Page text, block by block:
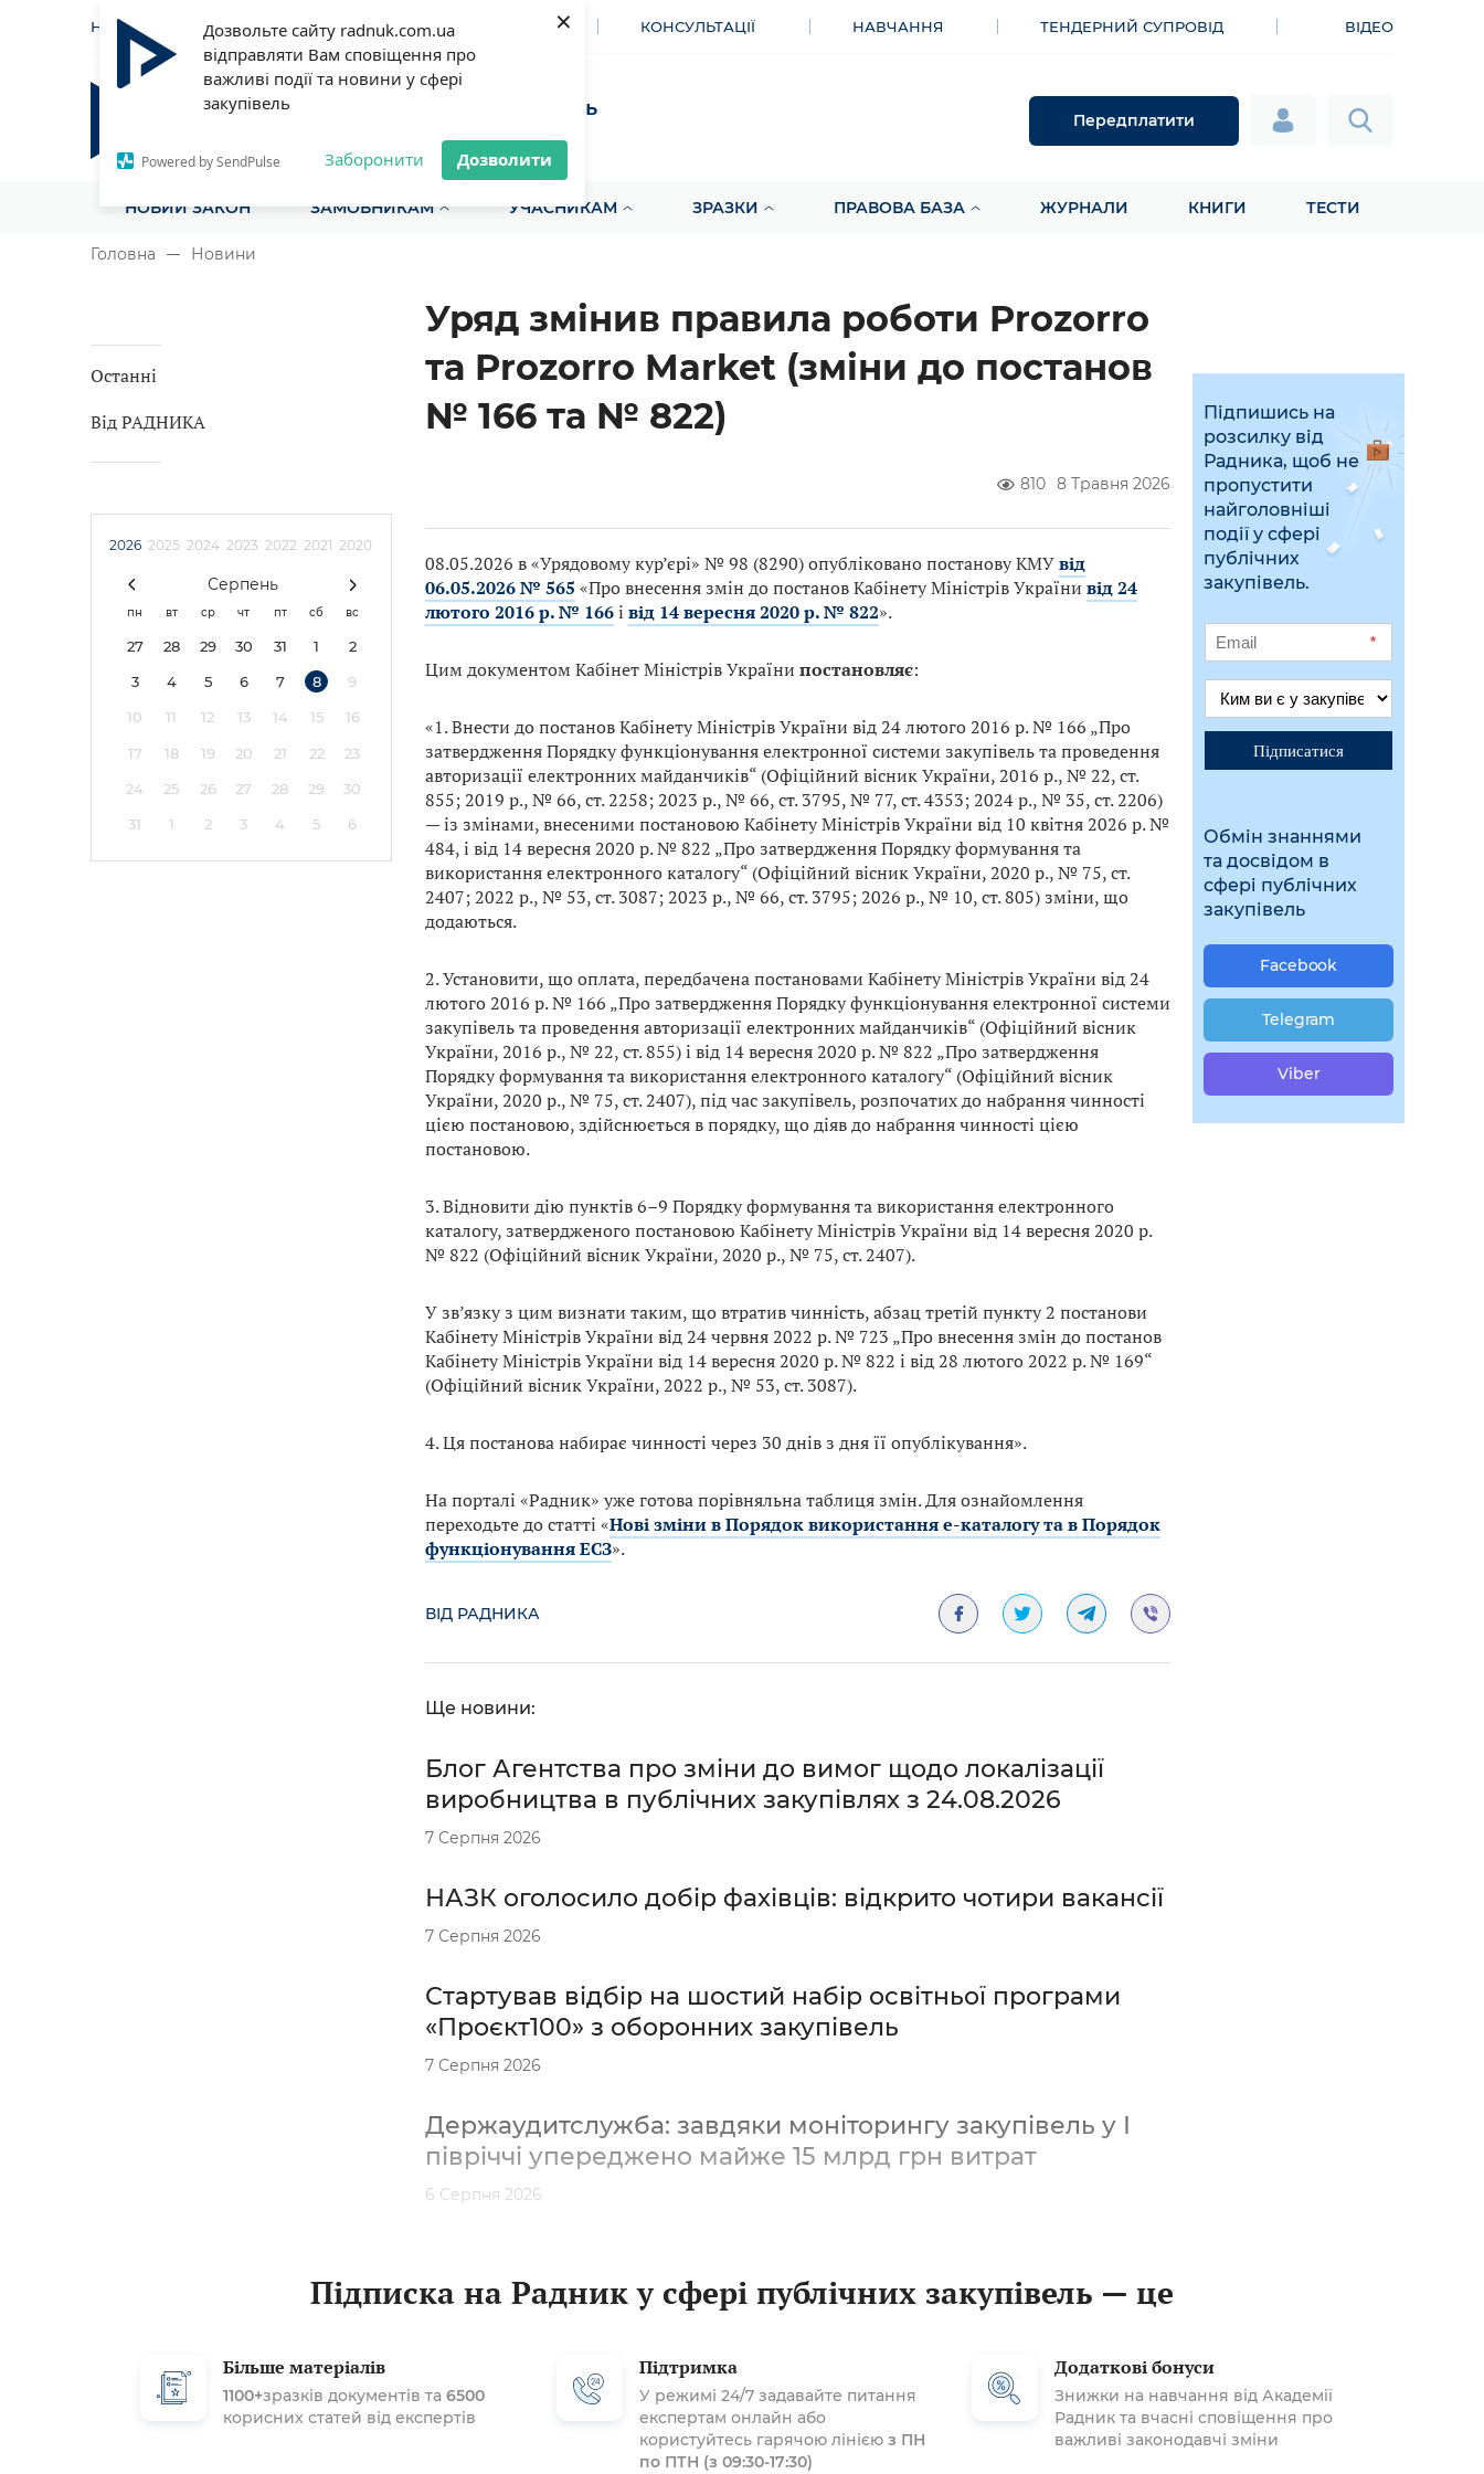
Дозвольте сайту radnuk.com.ua
відправляти Вам сповіщення про
важливі події та новини у сфері
закупівель
Powered by SendPulse Заборонити Дозволити
×
НОВИНИ СТАТТІ ІНСТРУМЕНТИ КОНСУЛЬТАЦІЇ НАВЧАННЯ ТЕНДЕРНИЙ СУПРОВІД ВІДЕО
Радник у сфері публічних закупівель Передплатити
НОВИЙ ЗАКОН ЗАМОВНИКАМ УЧАСНИКАМ ЗРАЗКИ ПРАВОВА БАЗА ЖУРНАЛИ КНИГИ ТЕСТИ
Головна Новини
Останні
Від РАДНИКА
2026 2025 2024 2023 2022 2021 2020
Серпень
пн вт ср чт пт сб вс
27 28 29 30 31 1 2
3 4 5 6 7 8 9
10 11 12 13 14 15 16
17 18 19 20 21 22 23
24 25 26 27 28 29 30
31 1 2 3 4 5 6
Уряд змінив правила роботи Prozorro
та Prozorro Market (зміни до постанов
№ 166 та № 822)
810 8 Травня 2026
08.05.2026 в «Урядовому кур’єрі» № 98 (8290) опубліковано постанову КМУвід
06.05.2026 № 565 «Про внесення змін до постанов Кабінету Міністрів України від 24
лютого 2016 р. № 166і від 14 вересня 2020 р. № 822».
Цим документом Кабінет Міністрів України постановляє:
«1. Внести до постанов Кабінету Міністрів України від 24 лютого 2016 р. № 166 „Про
затвердження Порядку функціонування електронної системи закупівель та проведення
авторизації електронних майданчиків“ (Офіційний вісник України, 2016 р., № 22, ст.
855; 2019 р., № 66, ст. 2258; 2023 р., № 66, ст. 3795, № 77, ст. 4353; 2024 р., № 35, ст. 2206)
— із змінами, внесеними постановою Кабінету Міністрів України від 10 квітня 2026 р. №
484, і від 14 вересня 2020 р. № 822 „Про затвердження Порядку формування та
використання електронного каталогу“ (Офіційний вісник України, 2020 р., № 75, ст.
2407; 2022 р., № 53, ст. 3087; 2023 р., № 66, ст. 3795; 2026 р., № 10, ст. 805) зміни, що
додаються.
2. Установити, що оплата, передбачена постановами Кабінету Міністрів України від 24
лютого 2016 р. № 166 „Про затвердження Порядку функціонування електронної системи
закупівель та проведення авторизації електронних майданчиків“ (Офіційний вісник
України, 2016 р., № 22, ст. 855) і від 14 вересня 2020 р. № 822 „Про затвердження
Порядку формування та використання електронного каталогу“ (Офіційний вісник
України, 2020 р., № 75, ст. 2407), під час закупівель, розпочатих до набрання чинності
цією постановою, здійснюється в порядку, що діяв до набрання чинності цією
постановою.
3. Відновити дію пунктів 6–9 Порядку формування та використання електронного
каталогу, затвердженого постановою Кабінету Міністрів України від 14 вересня 2020 р.
№ 822 (Офіційний вісник України, 2020 р., № 75, ст. 2407).
У зв’язку з цим визнати таким, що втратив чинність, абзац третій пункту 2 постанови
Кабінету Міністрів України від 24 червня 2022 р. № 723 „Про внесення змін до постанов
Кабінету Міністрів України від 14 вересня 2020 р. № 822 і від 28 лютого 2022 р. № 169“
(Офіційний вісник України, 2022 р., № 53, ст. 3087).
4. Ця постанова набирає чинності через 30 днів з дня її опублікування».
На порталі «Радник» уже готова порівняльна таблиця змін. Для ознайомлення
переходьте до статті «Нові зміни в Порядок використання е-каталогу та в Порядок
функціонування ЕСЗ».
ВІД РАДНИКА
Ще новини:
Блог Агентства про зміни до вимог щодо локалізації
виробництва в публічних закупівлях з 24.08.2026
7 Серпня 2026
НАЗК оголосило добір фахівців: відкрито чотири вакансії
7 Серпня 2026
Стартував відбір на шостий набір освітньої програми
«Проєкт100» з оборонних закупівель
7 Серпня 2026
Держаудитслужба: завдяки моніторингу закупівель у І
півріччі упереджено майже 15 млрд грн витрат
6 Серпня 2026
Підпишись на
розсилку від
Радника, щоб не
пропустити
найголовніші
події у сфері
публічних
закупівель.
*
Підписатися
Обмін знаннями
та досвідом в
сфері публічних
закупівель
Facebook
Telegram
Viber
Підписка на Радник у сфері публічних закупівель — це
Більше матеріалів
1100+зразків документів та 6500
корисних статей від експертів
Підтримка
У режимі 24/7 задавайте питання
експертам онлайн або
користуйтесь гарячою лінією з ПН
по ПТН (з 09:30-17:30)
Додаткові бонуси
Знижки на навчання від Академії
Радник та вчасні сповіщення про
важливі законодавчі зміни